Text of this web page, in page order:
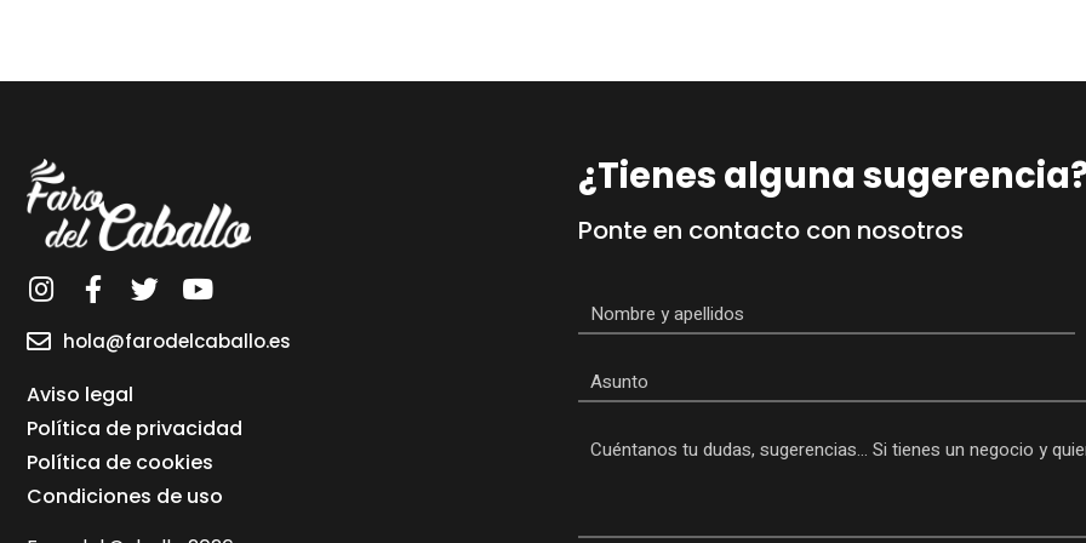
hola@farodelcaballo.es
Aviso legal
Política de privacidad
Política de cookies
Condiciones de uso
¿Tienes alguna
Ponte en contacto con nosotros
Nombre
*